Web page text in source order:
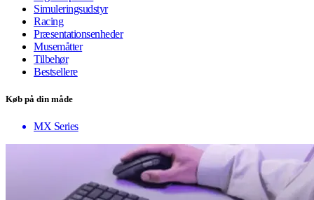
Simuleringsudstyr
Racing
Præsentationsenheder
Musemåtter
Tilbehør
Bestsellere
Køb på din måde
MX Series